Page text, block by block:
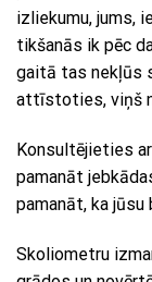
izliekumu, jums,
tikšanās ik pēc
gaitā tas nekļūs
attīstoties, viņš
Konsultējieties
pamanāt
pamanāt, ka jūsu
Skoliometru